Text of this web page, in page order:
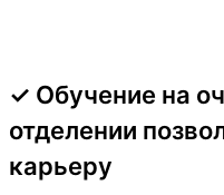
✓ Обучение на
отделении
карьеру